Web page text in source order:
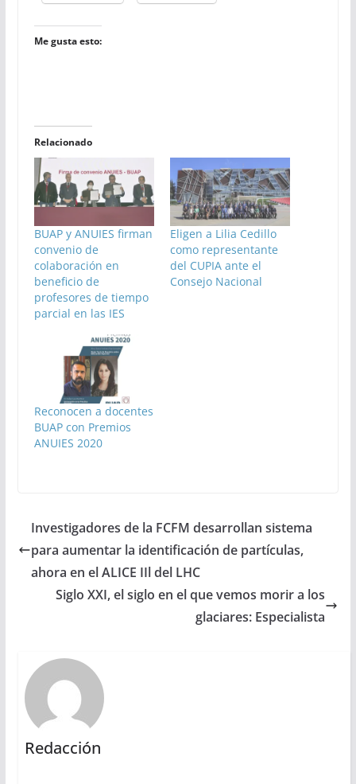
Me gusta esto:
Relacionado
BUAP y ANUIES firman
convenio de
colaboración en
beneficio de
profesores de tiempo
parcial en las IES
Eligen a Lilia Cedillo
como representante
del CUPIA ante el
Consejo Nacional
Reconocen a docentes
BUAP con Premios
ANUIES 2020
Investigadores de la FCFM desarrollan sistema
para aumentar la identificación de partículas,
ahora en el ALICE IIl del LHC
Siglo XXI, el siglo en el que vemos morir a los
glaciares: Especialista
Redacción